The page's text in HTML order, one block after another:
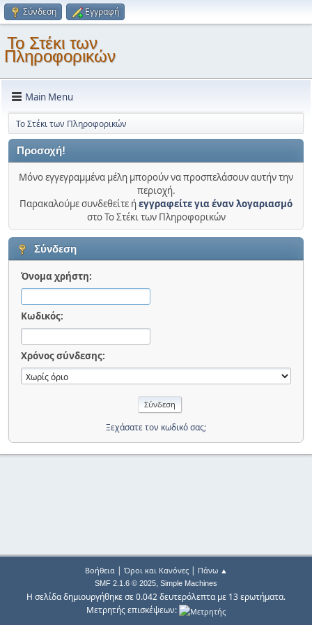
Σύνδεση Εγγραφή
Το Στέκι των
Πληροφορικών
Main Menu
Το Στέκι των Πληροφορικών
Προσοχή!
Μόνο εγγεγραμμένα μέλη μπορούν να προσπελάσουν αυτήν την
περιοχή.
Παρακαλούμε συνδεθείτε ήεγγραφείτε για έναν λογαριασμό
στο Το Στέκι των Πληροφορικών
Σύνδεση
Όνομα χρήστη:
Κωδικός:
Χρόνος σύνδεσης:
Ξεχάσατε τον κωδικό σας;
Βοήθεια| Όροι και Κανόνες| Πάνω ▲
SMF 2.1.6 © 2025, Simple Machines
Η σελίδα δημιουργήθηκε σε 0.042 δευτερόλεπτα με 13 ερωτήματα.
Μετρητής επισκέψεων: